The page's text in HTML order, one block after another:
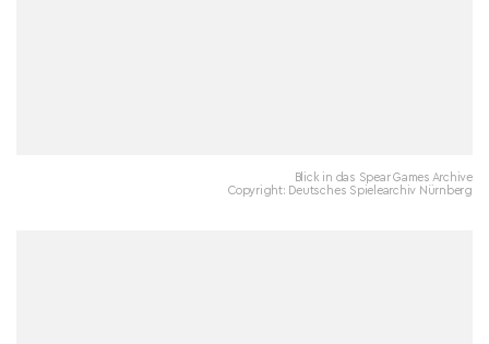
Blick in das Spear Games Archive
Copyright: Deutsches Spielearchiv Nürnberg